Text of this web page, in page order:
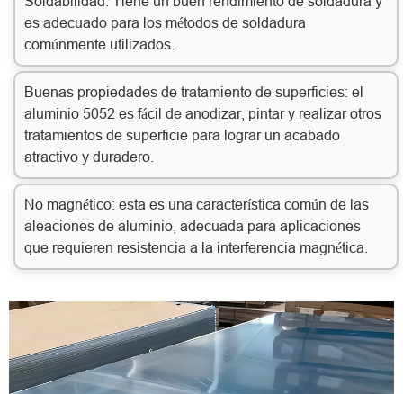
es adecuado para los métodos de soldadura
comúnmente utilizados.
Buenas propiedades de tratamiento de superficies: el
aluminio 5052 es fácil de anodizar, pintar y realizar otros
tratamientos de superficie para lograr un acabado
atractivo y duradero.
No magnético: esta es una característica común de las
aleaciones de aluminio, adecuada para aplicaciones
que requieren resistencia a la interferencia magnética.